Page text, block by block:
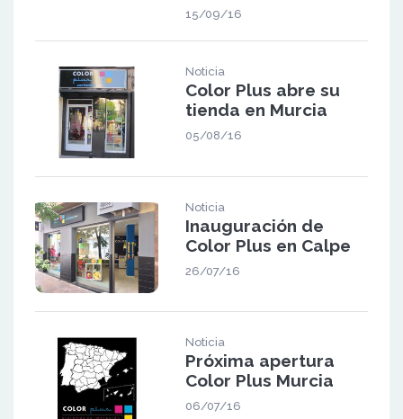
15/09/16
Noticia
Color Plus abre su
tienda en Murcia
05/08/16
Noticia
Inauguración de
Color Plus en Calpe
26/07/16
Noticia
Próxima apertura
Color Plus Murcia
06/07/16